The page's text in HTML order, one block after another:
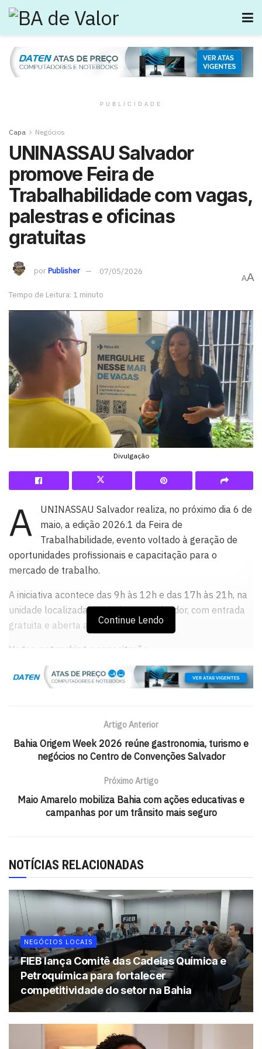
PUBLICIDADE
Capa Negócios
UNINASSAU Salvador
promove Feira de
Trabalhabilidade com vagas,
palestras e oficinas
gratuitas
porPublisher 07/05/2026
Tempo de Leitura: 1 minuto
AA
Divulgação
A
UNINASSAU Salvador realiza, no próximo dia 6 de
maio, a edição 2026.1 da Feira de
Trabalhabilidade, evento voltado à geração de
oportunidades profissionais e capacitação para o
mercado de trabalho.
A iniciativa acontece das 9h às 12h e das 17h às 21h, na
unidade localizada na Pituba, em Salvador, com entrada
gratuita e aberta ao público.
Vagas, networking e capacitação
A programação reúne:
Cadastro para vagas de emprego e estágio
Oficinas e palestras sobre carreira
Orientações sobre currículo e competências
Além disso, os participantes poderão realizar cadastro
direto na plataforma Peixe30, rede social voltada à
Empresas confirmadas
entre elas:
ESPRO
CIEE
IEL
Mary Kay
Minds English School
Mercado de trabalho em transformação
Continue Lendo
Artigo Anterior
Bahia Origem Week 2026 reúne gastronomia, turismo e
negócios no Centro de Convenções Salvador
Próximo Artigo
Maio Amarelo mobiliza Bahia com ações educativas e
campanhas por um trânsito mais seguro
NOTÍCIAS RELACIONADAS
NEGÓCIOS LOCAIS
FIEB lança Comitê das Cadeias Química e
Petroquímica para fortalecer
competitividade do setor na Bahia